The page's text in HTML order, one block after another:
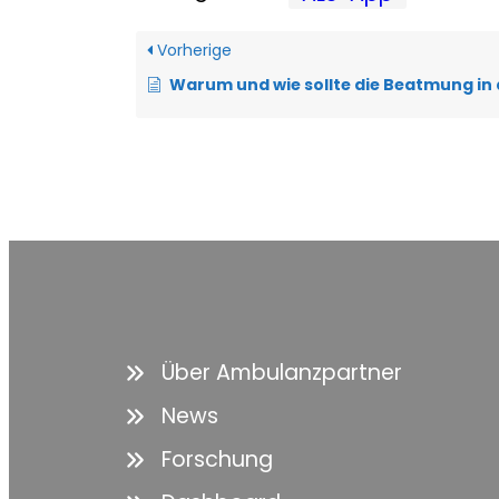
Vorherige
Warum und wie sollte die Beatmung in der ALS-App
Über Ambulanzpartner
News
Forschung